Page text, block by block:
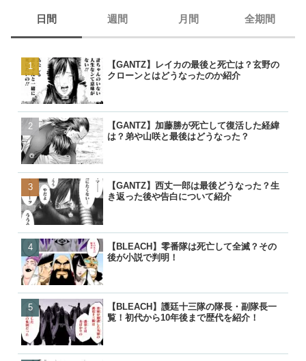
日間
【GANTZ】レイカの最後と死亡は？玄野の
クローンとはどうなったのか紹介
【GANTZ】加藤勝が死亡して復活した経緯
は？弟や山咲と最後はどうなった？
【GANTZ】西丈一郎は最後どうなった？生
き返った後や告白について紹介
【BLEACH】零番隊は死亡して全滅？その
後が小説で判明！
【BLEACH】護廷十三隊の隊長・副隊長一
覧！初代から10年後まで歴代を紹介！
週間
【GANTZ】レイカの最後と
クローンとはどうなったの
【GANTZ】西丈一郎は最後
き返った後や告白について
【GANTZ】加藤勝が死亡し
は？弟や山咲と最後はどう
【BLEACH】零番隊は死亡
【BLEACH】護廷十三隊の
覧！初代から10年後まで歴
月間
【GANTZ】レイカの最後と
クローンとはどうなったの
【GANTZ】西丈一郎は最後
き返った後や告白について
【GANTZ】加藤勝が死亡し
は？弟や山咲と最後はどう
【BLEACH】零番隊は死亡
【BORUTO】九喇嘛（クラ
粒子モードとナルトとの別
全期間
【BORUTO】うずまきナル
現在のナルトは生きている
【呪術廻戦】七海健人は渋
た？死因や最後、虎杖に遺
【名探偵コナン】コナンの
る人物一覧！いつ知ったの
【BORUTO】九喇嘛（クラ
【呪術廻戦】五条悟が復活
経緯と宿儺との決戦はいつ